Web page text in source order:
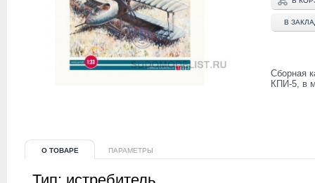
В
Сборная
КПИ-5, в
О ТОВАРЕ ПАРАМЕТРЫ
Тип: истребитель